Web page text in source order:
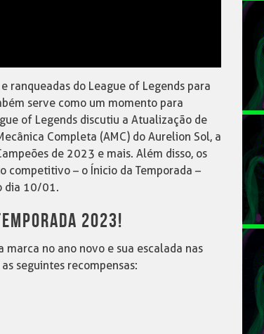
ranqueadas do League of Legends para
serve como um momento para
of Legends discutiu a Atualização de
Completa (AMC) do Aurelion Sol, a
de 2023 e mais. Além disso, os
competitivo – o Ínicio da Temporada –
dia 10/01.
2023!
no ano novo e sua escalada nas
seguintes recompensas: